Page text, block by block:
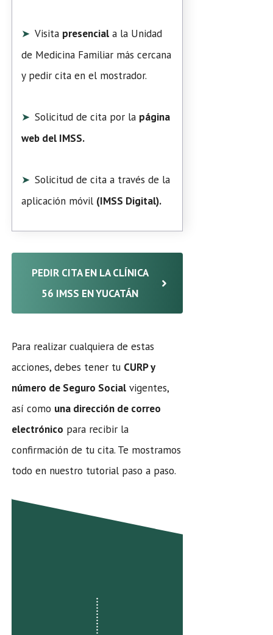
Visita presencial a la Unidad
de Medicina Familiar más cercana
y pedir cita en el mostrador.
Solicitud de cita por la página
web del IMSS.
Solicitud de cita a través de la
aplicación móvil (IMSS Digital).
PEDIR CITA EN LA CLÍNICA
56 IMSS EN YUCATÁN
Para realizar cualquiera de estas
acciones, debes tener tu CURP y
número de Seguro Social vigentes,
así como una dirección de correo
electrónico para recibir la
confirmación de tu cita. Te mostramos
todo en nuestro tutorial paso a paso.